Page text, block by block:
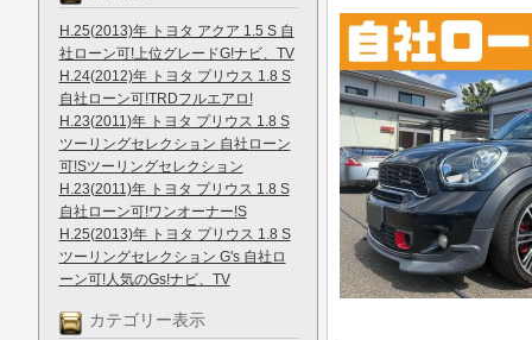
H.25(2013)年 トヨタ アクア 1.5 S 自
社ローン可!上位グレードG!ナビ、TV
H.24(2012)年 トヨタ プリウス 1.8 S
自社ローン可!TRDフルエアロ!
H.23(2011)年 トヨタ プリウス 1.8 S
ツーリングセレクション 自社ローン
可!Sツーリングセレクション
H.23(2011)年 トヨタ プリウス 1.8 S
自社ローン可!ワンオーナー!S
H.25(2013)年 トヨタ プリウス 1.8 S
ツーリングセレクション G's 自社ロ
ーン可!人気のGs!ナビ、TV
カテゴリー表示